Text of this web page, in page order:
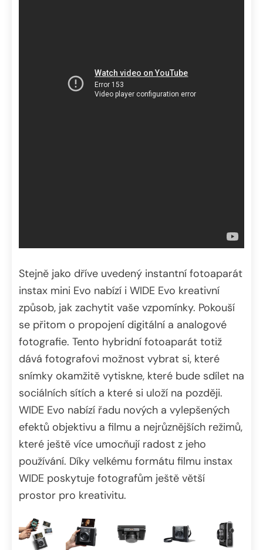
Stejně jako dříve uvedený instantní fotoaparát
instax mini Evo nabízí i WIDE Evo kreativní
způsob, jak zachytit vaše vzpomínky. Pokouší
se přitom o propojení digitální a analogové
fotografie. Tento hybridní fotoaparát totiž
dává fotografovi možnost vybrat si, které
snímky okamžitě vytiskne, které bude sdílet na
sociálních sítích a které si uloží na později.
WIDE Evo nabízí řadu nových a vylepšených
efektů objektivu a filmu a nejrůznějších režimů,
které ještě více umocňují radost z jeho
používání. Díky velkému formátu filmu instax
WIDE poskytuje fotografům ještě větší
prostor pro kreativitu.